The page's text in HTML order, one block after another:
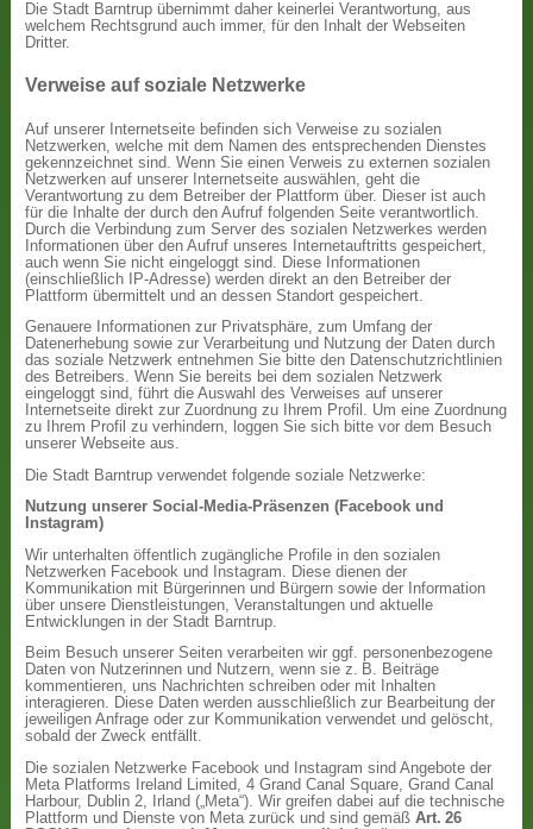
Die Stadt Barntrup übernimmt daher keinerlei Verantwortung, aus
welchem Rechtsgrund auch immer, für den Inhalt der Webseiten
Dritter.
Verweise auf soziale Netzwerke
Auf unserer Internetseite befinden sich Verweise zu sozialen
Netzwerken, welche mit dem Namen des entsprechenden Dienstes
gekennzeichnet sind. Wenn Sie einen Verweis zu externen sozialen
Netzwerken auf unserer Internetseite auswählen, geht die
Verantwortung zu dem Betreiber der Plattform über. Dieser ist auch
für die Inhalte der durch den Aufruf folgenden Seite verantwortlich.
Durch die Verbindung zum Server des sozialen Netzwerkes werden
Informationen über den Aufruf unseres Internetauftritts gespeichert,
auch wenn Sie nicht eingeloggt sind. Diese Informationen
(einschließlich IP-Adresse) werden direkt an den Betreiber der
Plattform übermittelt und an dessen Standort gespeichert.
Genauere Informationen zur Privatsphäre, zum Umfang der
Datenerhebung sowie zur Verarbeitung und Nutzung der Daten durch
das soziale Netzwerk entnehmen Sie bitte den Datenschutzrichtlinien
des Betreibers. Wenn Sie bereits bei dem sozialen Netzwerk
eingeloggt sind, führt die Auswahl des Verweises auf unserer
Internetseite direkt zur Zuordnung zu Ihrem Profil. Um eine Zuordnung
zu Ihrem Profil zu verhindern, loggen Sie sich bitte vor dem Besuch
unserer Webseite aus.
Die Stadt Barntrup verwendet folgende soziale Netzwerke:
Nutzung unserer Social-Media-Präsenzen (Facebook und
Instagram)
Wir unterhalten öffentlich zugängliche Profile in den sozialen
Netzwerken Facebook und Instagram. Diese dienen der
Kommunikation mit Bürgerinnen und Bürgern sowie der Information
über unsere Dienstleistungen, Veranstaltungen und aktuelle
Entwicklungen in der Stadt Barntrup.
Beim Besuch unserer Seiten verarbeiten wir ggf. personenbezogene
Daten von Nutzerinnen und Nutzern, wenn sie z. B. Beiträge
kommentieren, uns Nachrichten schreiben oder mit Inhalten
interagieren. Diese Daten werden ausschließlich zur Bearbeitung der
jeweiligen Anfrage oder zur Kommunikation verwendet und gelöscht,
sobald der Zweck entfällt.
Die sozialen Netzwerke Facebook und Instagram sind Angebote der
Meta Platforms Ireland Limited, 4 Grand Canal Square, Grand Canal
Harbour, Dublin 2, Irland („Meta“). Wir greifen dabei auf die technische
Plattform und Dienste von Meta zurück und sind gemäßArt. 26